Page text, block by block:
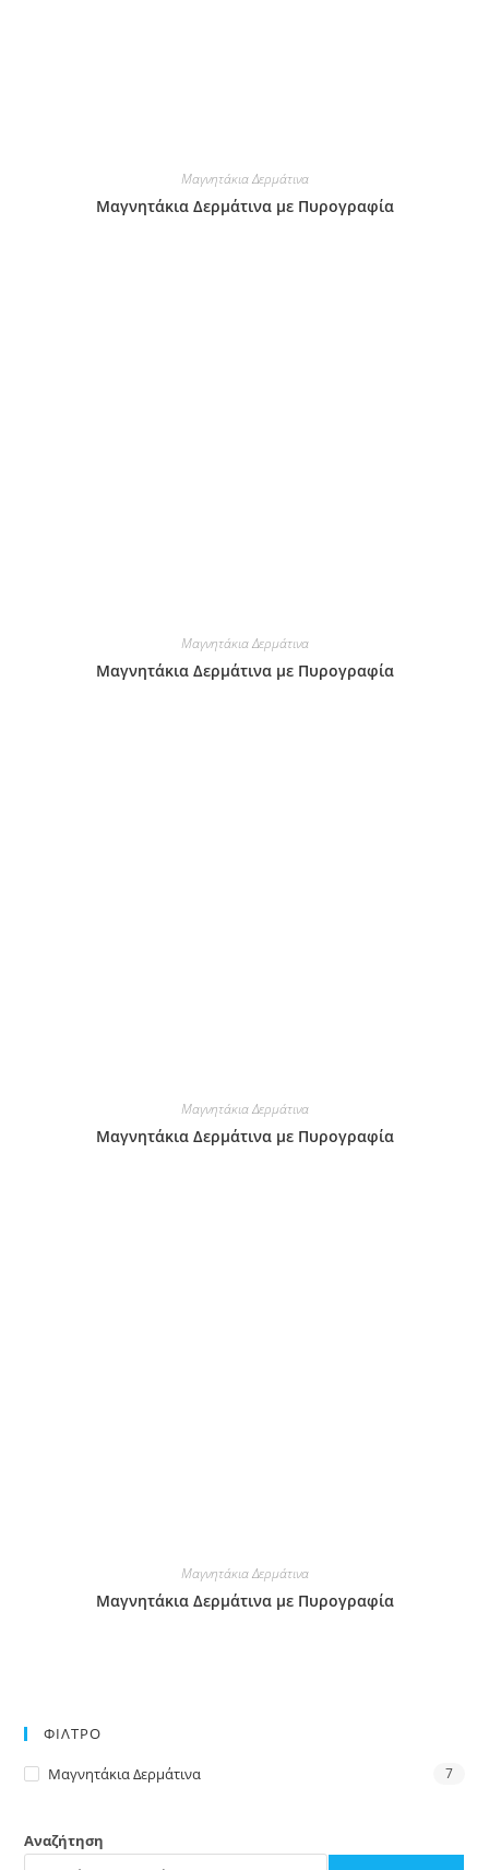
Μαγνητάκια Δερμάτινα
Μαγνητάκια Δερμάτινα με Πυρογραφία
Μαγνητάκια Δερμάτινα
Μαγνητάκια Δερμάτινα με Πυρογραφία
Μαγνητάκια Δερμάτινα
Μαγνητάκια Δερμάτινα με Πυρογραφία
Μαγνητάκια Δερμάτινα
Μαγνητάκια Δερμάτινα με Πυρογραφία
ΦΙΛΤΡΟ
Μαγνητάκια Δερμάτινα 7
Αναζήτηση